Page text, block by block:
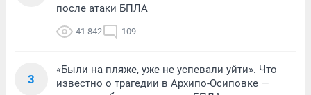
после атаки БПЛА
41 842 109
3
«Были на пляже, уже не успевали уйти». Что
известно о трагедии в Архипо-Осиповке —